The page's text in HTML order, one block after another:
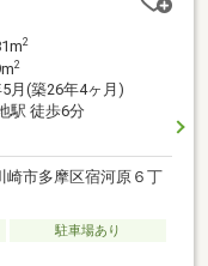
2
2
月(築26年4ヶ月)
駅 徒歩6分
崎市多摩区宿河原６丁
駐車場あり